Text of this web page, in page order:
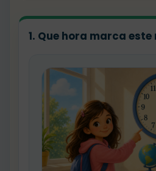
1. Que hora marca este